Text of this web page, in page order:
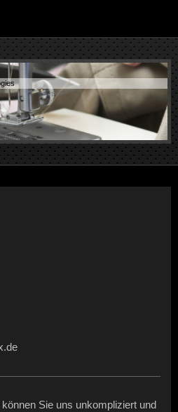
Sie uns unkompliziert und